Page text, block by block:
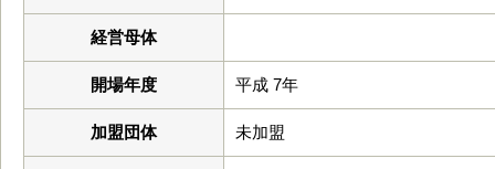
経営母体
開場年度 平成 7年
加盟団体 未加盟